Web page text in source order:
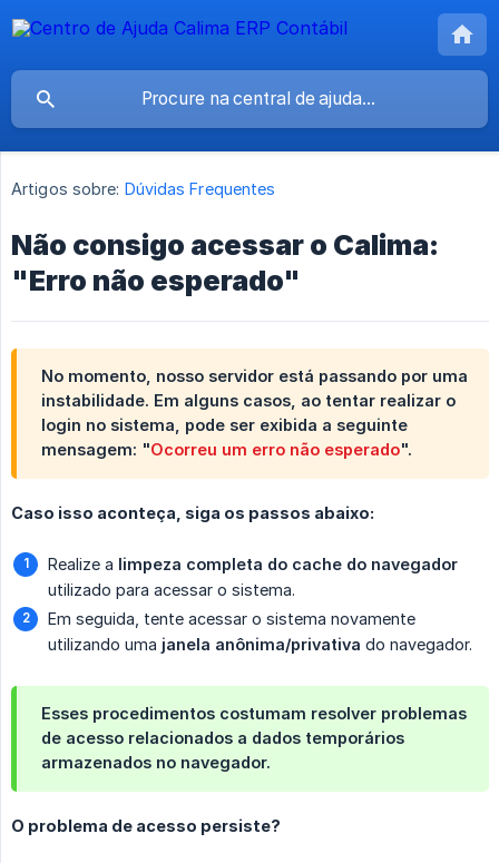
Artigos sobre: Dúvidas Frequentes
Não consigo acessar o Calima:
"Erro não esperado"
No momento, nosso servidor está passando por uma
instabilidade. Em alguns casos, ao tentar realizar o
login no sistema, pode ser exibida a seguinte
mensagem: "Ocorreu um erro não esperado".
Caso isso aconteça, siga os passos abaixo:
Realize a limpeza completa do cache do navegador
utilizado para acessar o sistema.
Em seguida, tente acessar o sistema novamente
utilizando uma janela anônima/privativa do navegador.
Esses procedimentos costumam resolver problemas
de acesso relacionados a dados temporários
armazenados no navegador.
O problema de acesso persiste?